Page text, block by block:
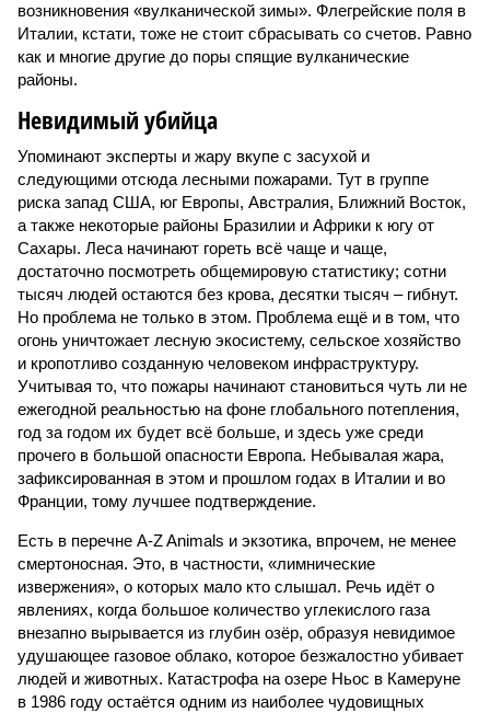
возникновения «вулканической зимы». Флегрейские поля в
Италии, кстати, тоже не стоит сбрасывать со счетов. Равно
как и многие другие до поры спящие вулканические
районы.
Невидимый убийца
Упоминают эксперты и жару вкупе с засухой и
следующими отсюда лесными пожарами. Тут в группе
риска запад США, юг Европы, Австралия, Ближний Восток,
а также некоторые районы Бразилии и Африки к югу от
Сахары. Леса начинают гореть всё чаще и чаще,
достаточно посмотреть общемировую статистику; сотни
тысяч людей остаются без крова, десятки тысяч – гибнут.
Но проблема не только в этом. Проблема ещё и в том, что
огонь уничтожает лесную экосистему, сельское хозяйство
и кропотливо созданную человеком инфраструктуру.
Учитывая то, что пожары начинают становиться чуть ли не
ежегодной реальностью на фоне глобального потепления,
год за годом их будет всё больше, и здесь уже среди
прочего в большой опасности Европа. Небывалая жара,
зафиксированная в этом и прошлом годах в Италии и во
Франции, тому лучшее подтверждение.
Есть в перечне A-Z Animals и экзотика, впрочем, не менее
смертоносная. Это, в частности, «лимнические
извержения», о которых мало кто слышал. Речь идёт о
явлениях, когда большое количество углекислого газа
внезапно вырывается из глубин озёр, образуя невидимое
удушающее газовое облако, которое безжалостно убивает
людей и животных. Катастрофа на озере Ньос в Камеруне
в 1986 году остаётся одним из наиболее чудовищных